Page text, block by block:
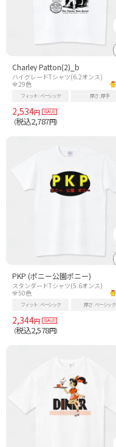
Charley Patton(2)_b
ハイグレードTシャツ(6.2オンス)
全29色
フィット ベーシック 厚さ 厚手
2,534円
（税込2,787円）
PKP (ポニー公園ポニー)
スタンダードTシャツ(5.6オンス)
全50色
フィット ベーシック 厚さ ベーシック
2,344円
（税込2,578円）